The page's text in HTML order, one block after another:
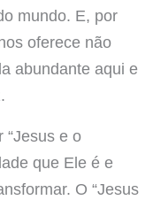
mundo. E, por
oferece não
abundante aqui e
“Jesus e o
que Ele é e
O “Jesus